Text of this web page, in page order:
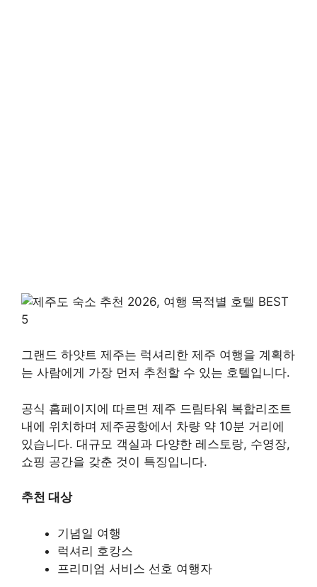
그랜드 하얏트 제주는 럭셔리한 제주 여행을 계획하
는 사람에게 가장 먼저 추천할 수 있는 호텔입니다.
공식 홈페이지에 따르면 제주 드림타워 복합리조트
내에 위치하며 제주공항에서 차량 약 10분 거리에
있습니다. 대규모 객실과 다양한 레스토랑, 수영장,
쇼핑 공간을 갖춘 것이 특징입니다.
추천 대상
기념일 여행
럭셔리 호캉스
프리미엄 서비스 선호 여행자